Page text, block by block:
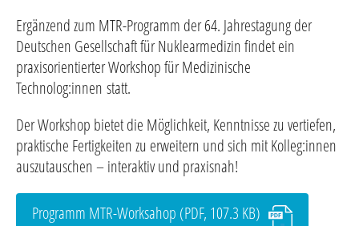
Ergänzend zum MTR-Programm der 64. Jahrestagung der
Deutschen Gesellschaft für Nuklearmedizin findet ein
praxisorientierter Workshop für Medizinische
Technolog:innen statt.
Der Workshop bietet die Möglichkeit, Kenntnisse zu vertiefen,
praktische Fertigkeiten zu erweitern und sich mit Kolleg:innen
auszutauschen – interaktiv und praxisnah!
Programm MTR-Worksahop (PDF, 107.3 KB)